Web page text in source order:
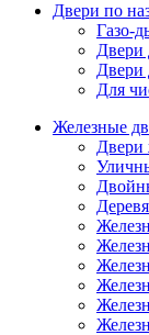
Двери по
Газо-
Двери
Двери
Для
Железные
Двери